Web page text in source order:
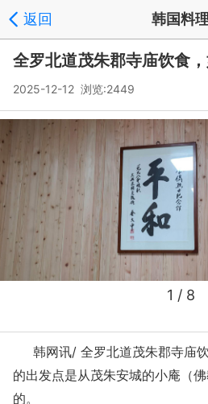
返回 韩国料理
全罗北道茂朱郡寺庙饮食
2025-12-12 浏览:2449
1 / 8
韩网讯/ 全罗北道茂朱郡寺庙
的出发点是从茂朱安城的小庵（
的。